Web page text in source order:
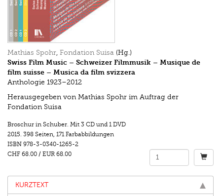
Mathias Spohr Fondation Suisa (Hg.)
Swiss Film Music – Schweizer Filmmusik – Musique de
film suisse – Musica da film svizzera
Anthologie 1923–2012
Herausgegeben von Mathias Spohr im Auftrag der
Fondation Suisa
Broschur in Schuber. Mit 3 CD und 1 DVD
2015. 398 Seiten 171 Farbabbildungen
ISBN 978-3-0340-1265-2
CHF 68.00 / EUR 68.00
KURZTEXT